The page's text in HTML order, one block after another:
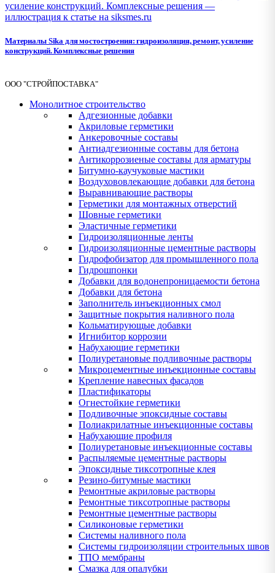
Материалы Sika для мостостроения: гидроизоляция, ремонт, усиление
конструкций. Комплексные решения
ООО "СТРОЙПОСТАВКА"
Монолитное строительство
Адгезионные добавки
Акриловые герметики
Анкеровочные составы
Антиадгезионные составы для бетона
Антикоррозиеные составы для арматуры
Битумно-каучуковые мастики
Воздухововлекающие добавки для бетона
Выравнивающие растворы
Герметики для монтажных отверстий
Шовные герметики
Эластичные герметики
Гидроизоляционные ленты
Гидроизоляционные цементные растворы
Гидрофобизатор для промышленного пола
Гидрошпонки
Добавки для водонепроницаемости бетона
Добавки для бетона
Заполнитель инъекционных смол
Защитные покрытия наливного пола
Кольматирующые добавки
Игнибитор коррозии
Набухающие герметики
Полиуретановые подливочные растворы
Микроцементные инъекционные составы
Крепление навесных фасадов
Пластификаторы
Огнестойкие герметики
Подливочные эпоксидные составы
Полиакрилатные инъекционные составы
Набухающие профиля
Полиуретановые инъекционные составы
Распыляемые цементные растворы
Эпоксидные тиксотропные клея
Резино-битумные мастики
Ремонтные акриловые растворы
Ремонтные тиксотропные растворы
Ремонтные цементные растворы
Силиконовые герметики
Системы наливного пола
Системы гидроизоляции строительных швов
ТПО мембраны
Смазка для опалубки